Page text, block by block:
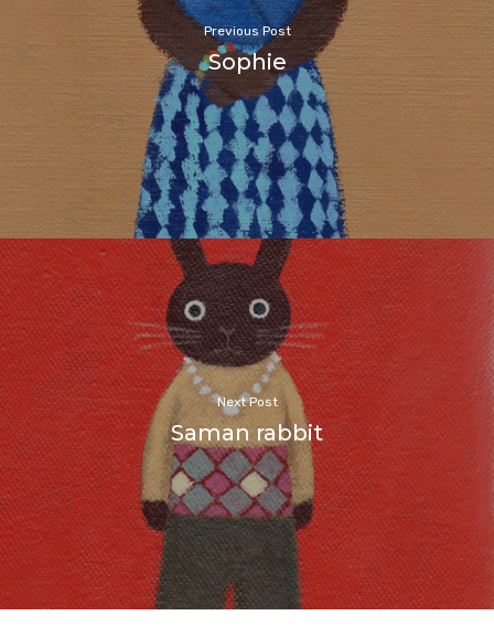
Previous Post
Sophie
Next Post
Saman rabbit